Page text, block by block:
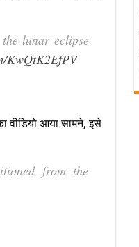
lunar eclipse
KwQtK2EfPV
वीडियो आया सामने, इसे
from the